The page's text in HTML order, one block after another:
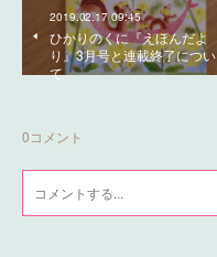
2019.02.17 09:45
ひかりのくに『えほんだよ
り』3月号と連載終了につい
て
0コメント